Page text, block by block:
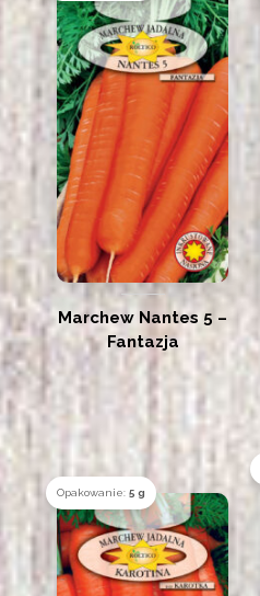
Marchew Nantes 5 –
Fantazja
Opakowanie:5 g